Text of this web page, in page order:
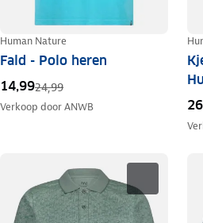
Human Nature
Fald - Polo heren
14,9924,99
Verkoop doorANWB